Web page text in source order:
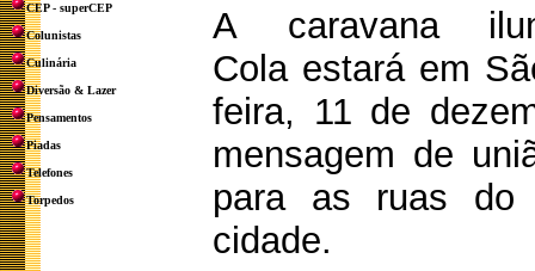
CEP - superCEP
Colunistas
Culinária
Diversão & Lazer
Pensamentos
Piadas
Telefones
Torpedos
A caravana
Cola estará em
feira, 11 de
mensagem de
para as ruas do
cidade.